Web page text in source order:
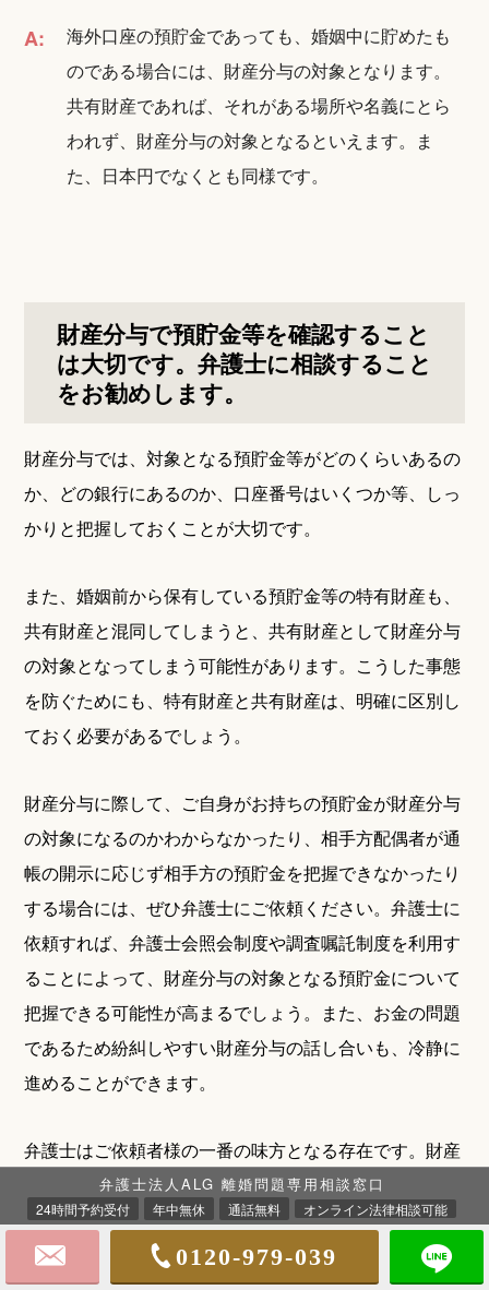
A:
海外口座の預貯金であっても、婚姻中に貯めたも
のである場合には、財産分与の対象となります。
共有財産であれば、それがある場所や名義にとら
われず、財産分与の対象となるといえます。ま
た、日本円でなくとも同様です。
財産分与で預貯金等を確認すること
は大切です。弁護士に相談すること
をお勧めします。
財産分与では、対象となる預貯金等がどのくらいあるの
か、どの銀行にあるのか、口座番号はいくつか等、しっ
かりと把握しておくことが大切です。
また、婚姻前から保有している預貯金等の特有財産も、
共有財産と混同してしまうと、共有財産として財産分与
の対象となってしまう可能性があります。こうした事態
を防ぐためにも、特有財産と共有財産は、明確に区別し
ておく必要があるでしょう。
財産分与に際して、ご自身がお持ちの預貯金が財産分与
の対象になるのかわからなかったり、相手方配偶者が通
帳の開示に応じず相手方の預貯金を把握できなかったり
する場合には、ぜひ弁護士にご依頼ください。弁護士に
依頼すれば、弁護士会照会制度や調査嘱託制度を利用す
ることによって、財産分与の対象となる預貯金について
把握できる可能性が高まるでしょう。また、お金の問題
であるため紛糾しやすい財産分与の話し合いも、冷静に
進めることができます。
弁護士はご依頼者様の一番の味方となる存在です。財産
分与についてお困りの方は、まずはお気軽にご相談くだ
さい。
弁護士法人ALG 離婚問題専用相談窓口
24時間予約受付 年中無休 通話無料 オンライン法律相談可能
0120-979-039